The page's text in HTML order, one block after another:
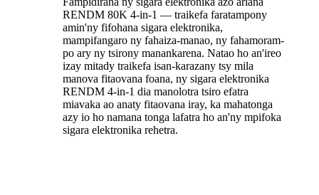
RENDM 80K 4-in-1 — traikefa faratampony
amin'ny fifohana sigara elektronika,
mampifangaro ny fahaiza-manao, ny fahamoram-
po ary ny tsirony manankarena. Natao ho an'ireo
izay mitady traikefa isan-karazany tsy mila
manova fitaovana foana, ny sigara elektronika
RENDM 4-in-1 dia manolotra tsiro efatra
miavaka ao anaty fitaovana iray, ka mahatonga
azy io ho namana tonga lafatra ho an'ny mpifoka
sigara elektronika rehetra.